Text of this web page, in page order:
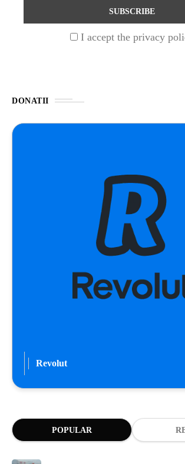
I accept the privacy
DONATII
Revolut
POPULAR
Barajul Trei Defileuri a
BLOG
Espressor paduri Senseo
1 year ago
Ai simțit vreodată deja-vu?